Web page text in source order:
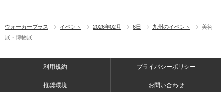
ウォーカープラス イベント 2026年02月 6日 九州のイベント
美術
展・博物展
利用規約 プライバシーポリシー
推奨環境 お問い合わせ